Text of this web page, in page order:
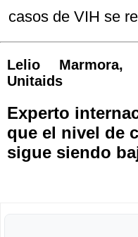
casos de VIH se
Lelio
Unitaids
Experto
que el nivel de
sigue siendo